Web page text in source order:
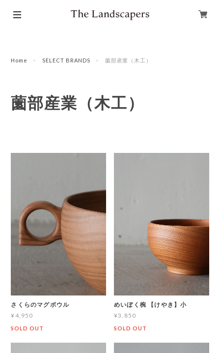
Home SELECT BRANDS 薗部産業（木工）
薗部産業（木工）
さくらのマグボウル
¥4,950
SOLD OUT
めいぼく椀 【けやき】小
¥3,850
SOLD OUT